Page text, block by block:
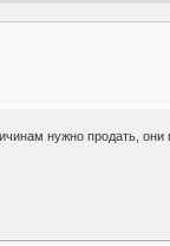
нужно продать,